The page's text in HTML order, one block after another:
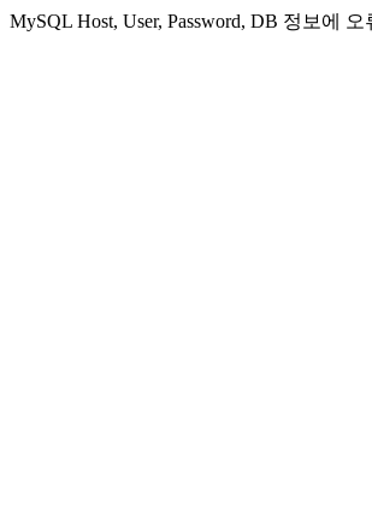
MySQL Host, User, Password, DB 정보에